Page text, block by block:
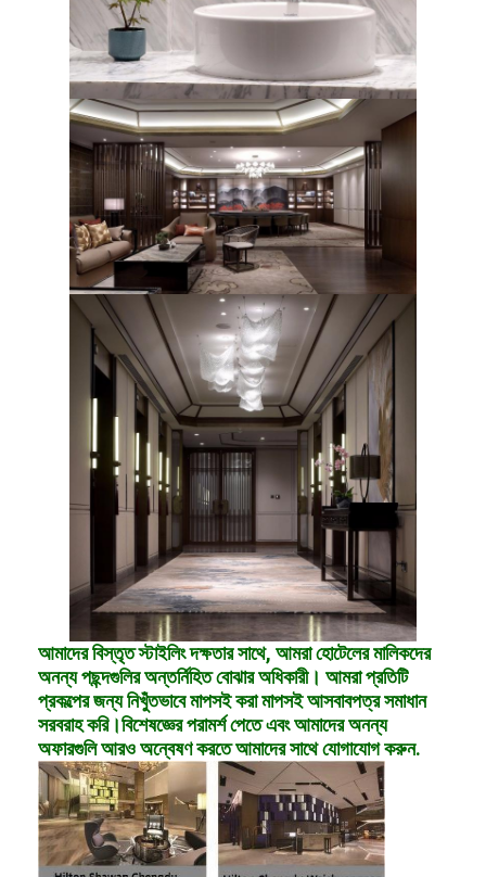
আমাদের বিস্তৃত স্টাইলিং দক্ষতার সাথে, আমরা হোটেলের মালিকদের
অনন্য পছন্দগুলির অন্তর্নিহিত বোঝার অধিকারী। আমরা প্রতিটি
প্রকল্পের জন্য নিখুঁতভাবে মাপসই করা মাপসই আসবাবপত্র সমাধান
সরবরাহ করি।বিশেষজ্ঞের পরামর্শ পেতে এবং আমাদের অনন্য
অফারগুলি আরও অন্বেষণ করতে আমাদের সাথে যোগাযোগ করুন.